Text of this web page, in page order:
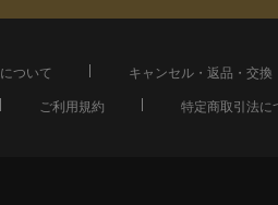
ついて
キャンセル・返品・交換
ご利用規約 特定商取引法に